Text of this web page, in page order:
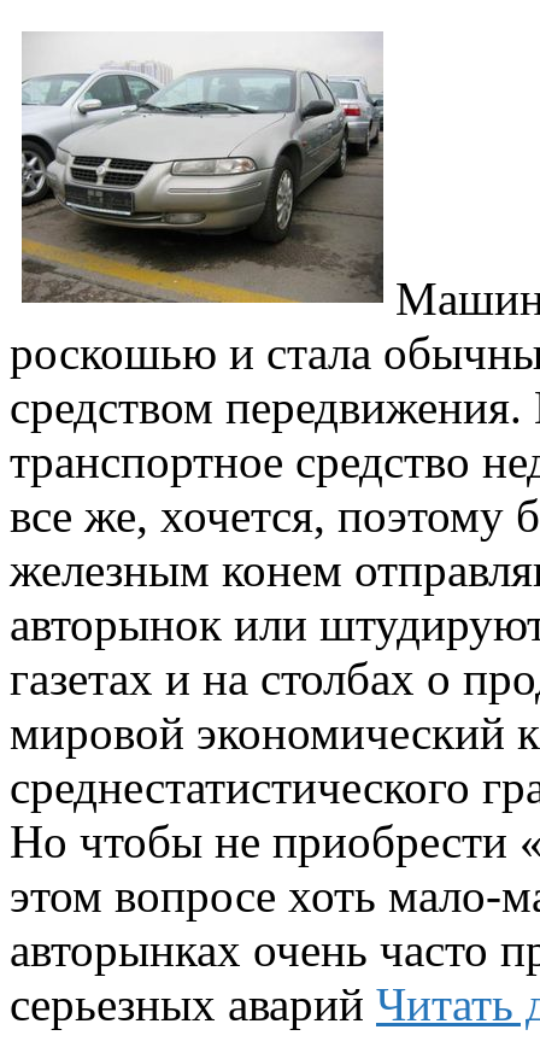
роскошью и стала
средством
транспортное средство
все же, хочется, поэтому
железным конем
авторынок или
газетах и на столбах о
мировой экономический
среднестатистического
Но чтобы не приобрести
этом вопросе хоть мало-
авторынках очень часто
серьезных аварий Читать